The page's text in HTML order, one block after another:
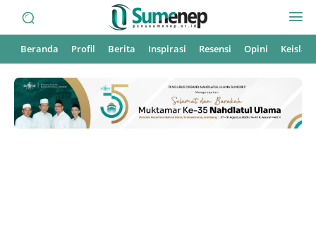
Beranda Profil Berita Inspirasi Resensi Opini